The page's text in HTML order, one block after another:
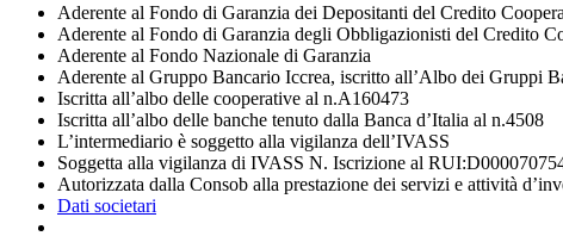
Aderente al Fondo di Garanzia dei Depositanti del Credito
Aderente al Fondo di Garanzia degli Obbligazionisti del Credito
Aderente al Fondo Nazionale di Garanzia
Aderente al Gruppo Bancario Iccrea, iscritto all’Albo dei Gruppi
Iscritta all’albo delle cooperative al n.A160473
Iscritta all’albo delle banche tenuto dalla Banca d’Italia al n.4508
L’intermediario è soggetto alla vigilanza dell’IVASS
Soggetta alla vigilanza di IVASS N. Iscrizione al
Autorizzata dalla Consob alla prestazione dei servizi e attività
Dati societari